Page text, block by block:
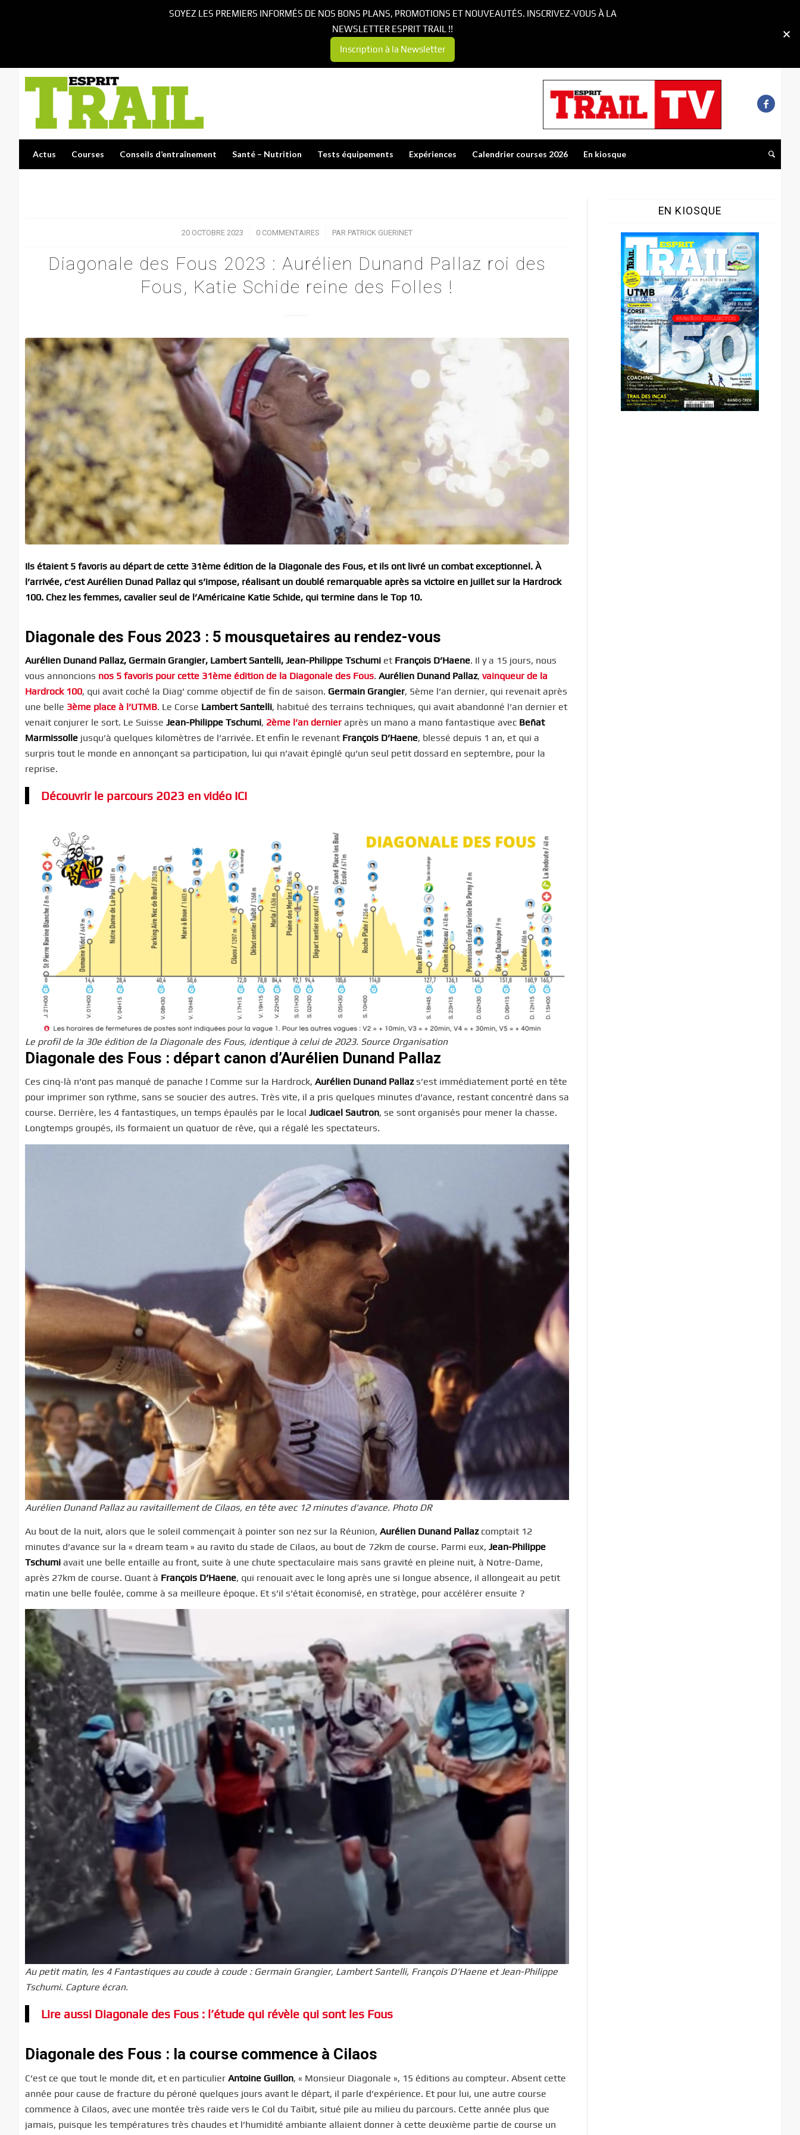
Actus Courses Conseils d’entraînement Santé – Nutrition Tests équipements Expériences Calendrier courses 2026 En kiosque
20 OCTOBRE 2023
/ 0 COMMENTAIRES
/ PAR PATRICK GUERINET
Diagonale des Fous 2023 : Aurélien Dunand Pallaz roi des
Fous, Katie Schide reine des Folles !
Ils étaient 5 favoris au départ de cette 31ème édition de la Diagonale des Fous, et ils ont livré un combat exceptionnel. À
l’arrivée, c’est Aurélien Dunad Pallaz qui s’impose, réalisant un doublé remarquable après sa victoire en juillet sur la Hardrock
100. Chez les femmes, cavalier seul de l’Américaine Katie Schide, qui termine dans le Top 10.
Diagonale des Fous 2023 : 5 mousquetaires au rendez-vous
Aurélien Dunand Pallaz, Germain Grangier, Lambert Santelli, Jean-Philippe Tschumi et François D’Haene. Il y a 15 jours, nous
vous annoncions nos 5 favoris pour cette 31ème édition de la Diagonale des Fous. Aurélien Dunand Pallaz, vainqueur de la
Hardrock 100, qui avait coché la Diag’ comme objectif de fin de saison. Germain Grangier, 5ème l’an dernier, qui revenait après
une belle 3ème place à l’UTMB. Le Corse Lambert Santelli, habitué des terrains techniques, qui avait abandonné l’an dernier et
venait conjurer le sort. Le Suisse Jean-Philippe Tschumi, 2ème l’an dernier après un mano a mano fantastique avec Beñat
Marmissolle jusqu’à quelques kilomètres de l’arrivée. Et enfin le revenant François D’Haene, blessé depuis 1 an, et qui a
surpris tout le monde en annonçant sa participation, lui qui n’avait épinglé qu’un seul petit dossard en septembre, pour la
reprise.
Découvrir le parcours 2023 en vidéo ICI
Le profil de la 30e édition de la Diagonale des Fous, identique à celui de 2023. Source Organisation
Diagonale des Fous : départ canon d’Aurélien Dunand Pallaz
Ces cinq-là n’ont pas manqué de panache ! Comme sur la Hardrock, Aurélien Dunand Pallazs’est immédiatement porté en tête
pour imprimer son rythme, sans se soucier des autres. Très vite, il a pris quelques minutes d’avance, restant concentré dans sa
course. Derrière, les 4 fantastiques, un temps épaulés par le local Judicael Sautron, se sont organisés pour mener la chasse.
Longtemps groupés, ils formaient un quatuor de rêve, qui a régalé les spectateurs.
Aurélien Dunand Pallaz au ravitaillement de Cilaos, en tête avec 12 minutes d’avance. Photo DR
Au bout de la nuit, alors que le soleil commençait à pointer son nez sur la Réunion, Aurélien Dunand Pallazcomptait 12
minutes d’avance sur la « dream team » au ravito du stade de Cilaos, au bout de 72km de course. Parmi eux, Jean-Philippe
Tschumi avait une belle entaille au front, suite à une chute spectaculaire mais sans gravité en pleine nuit, à Notre-Dame,
après 27km de course. Quant à François D’Haene, qui renouait avec le long après une si longue absence, il allongeait au petit
matin une belle foulée, comme à sa meilleure époque. Et s’il s’était économisé, en stratège, pour accélérer ensuite ?
Au petit matin, les 4 Fantastiques au coude à coude : Germain Grangier, Lambert Santelli, François D’Haene et Jean-Philippe
Tschumi. Capture écran.
Lire aussi Diagonale des Fous : l’étude qui révèle qui sont les Fous
Diagonale des Fous : la course commence à Cilaos
C’est ce que tout le monde dit, et en particulier Antoine Guillon, « Monsieur Diagonale », 15 éditions au compteur. Absent cette
année pour cause de fracture du péroné quelques jours avant le départ, il parle d’expérience. Et pour lui, une autre course
commence à Cilaos, avec une montée très raide vers le Col du Taïbit, situé pile au milieu du parcours. Cette année plus que
jamais, puisque les températures très chaudes et l’humidité ambiante allaient donner à cette deuxième partie de course un
EN KIOSQUE
SOYEZ LES PREMIERS INFORMÉS DE NOS BONS PLANS, PROMOTIONS ET NOUVEAUTÉS. INSCRIVEZ-VOUS À LA
NEWSLETTER ESPRIT TRAIL !!
Inscription à la Newsletter